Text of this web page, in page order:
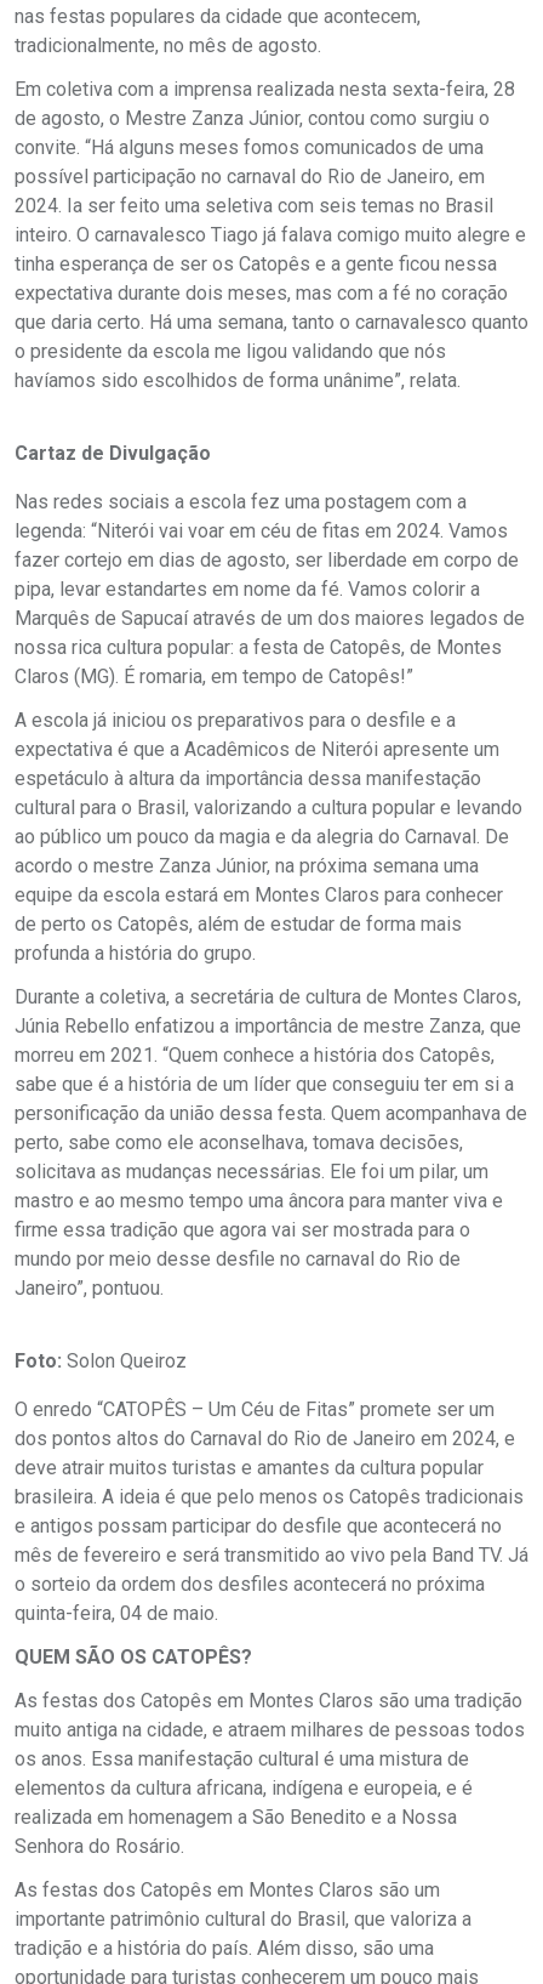
nas festas populares da cidade que acontecem,
tradicionalmente, no mês de agosto.
Em coletiva com a imprensa realizada nesta sexta-feira, 28
de agosto, o Mestre Zanza Júnior, contou como surgiu o
convite. “Há alguns meses fomos comunicados de uma
possível participação no carnaval do Rio de Janeiro, em
2024. Ia ser feito uma seletiva com seis temas no Brasil
inteiro. O carnavalesco Tiago já falava comigo muito alegre e
tinha esperança de ser os Catopês e a gente ficou nessa
expectativa durante dois meses, mas com a fé no coração
que daria certo. Há uma semana, tanto o carnavalesco quanto
o presidente da escola me ligou validando que nós
havíamos sido escolhidos de forma unânime”, relata.
Cartaz de Divulgação
Nas redes sociais a escola fez uma postagem com a
legenda: “Niterói vai voar em céu de fitas em 2024. Vamos
fazer cortejo em dias de agosto, ser liberdade em corpo de
pipa, levar estandartes em nome da fé. Vamos colorir a
Marquês de Sapucaí através de um dos maiores legados de
nossa rica cultura popular: a festa de Catopês, de Montes
Claros (MG). É romaria, em tempo de Catopês!”
A escola já iniciou os preparativos para o desfile e a
expectativa é que a Acadêmicos de Niterói apresente um
espetáculo à altura da importância dessa manifestação
cultural para o Brasil, valorizando a cultura popular e levando
ao público um pouco da magia e da alegria do Carnaval. De
acordo o mestre Zanza Júnior, na próxima semana uma
equipe da escola estará em Montes Claros para conhecer
de perto os Catopês, além de estudar de forma mais
profunda a história do grupo.
Durante a coletiva, a secretária de cultura de Montes Claros,
Júnia Rebello enfatizou a importância de mestre Zanza, que
morreu em 2021. “Quem conhece a história dos Catopês,
sabe que é a história de um líder que conseguiu ter em si a
personificação da união dessa festa. Quem acompanhava de
perto, sabe como ele aconselhava, tomava decisões,
solicitava as mudanças necessárias. Ele foi um pilar, um
mastro e ao mesmo tempo uma âncora para manter viva e
firme essa tradição que agora vai ser mostrada para o
mundo por meio desse desfile no carnaval do Rio de
Janeiro”, pontuou.
Foto: Solon Queiroz
O enredo “CATOPÊS – Um Céu de Fitas” promete ser um
dos pontos altos do Carnaval do Rio de Janeiro em 2024, e
deve atrair muitos turistas e amantes da cultura popular
brasileira. A ideia é que pelo menos os Catopês tradicionais
e antigos possam participar do desfile que acontecerá no
mês de fevereiro e será transmitido ao vivo pela Band TV. Já
o sorteio da ordem dos desfiles acontecerá no próxima
quinta-feira, 04 de maio.
QUEM SÃO OS CATOPÊS?
As festas dos Catopês em Montes Claros são uma tradição
muito antiga na cidade, e atraem milhares de pessoas todos
os anos. Essa manifestação cultural é uma mistura de
elementos da cultura africana, indígena e europeia, e é
realizada em homenagem a São Benedito e a Nossa
Senhora do Rosário.
As festas dos Catopês em Montes Claros são um
importante patrimônio cultural do Brasil, que valoriza a
tradição e a história do país. Além disso, são uma
oportunidade para turistas conhecerem um pouco mais